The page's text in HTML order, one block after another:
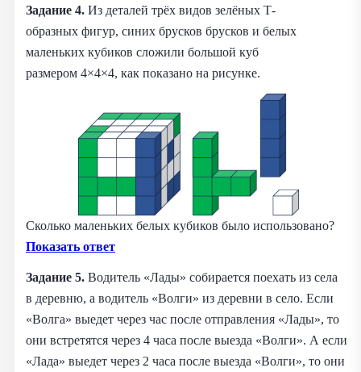
Задание 4. Из деталей трёх видов зелёных Т-
образных фигур, синих брусков брусков и белых
маленьких кубиков сложили большой куб
размером 4×4×4, как показано на рисунке.
Сколько маленьких белых кубиков было использовано?
Показать ответ
Задание 5. Водитель «Лады» собирается поехать из села
в деревню, а водитель «Волги» из деревни в село. Если
«Волга» выедет через час после отправления «Лады», то
они встретятся через 4 часа после выезда «Волги». А если
«Лада» выедет через 2 часа после выезда «Волги», то они